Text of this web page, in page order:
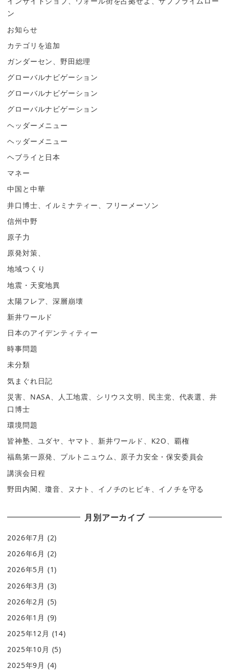
ン
お知らせ
カテゴリを追加
ガンダーセン、野田総理
グローバルナビゲーション
グローバルナビゲーション
グローバルナビゲーション
ヘッダーメニュー
ヘッダーメニュー
ヘブライと日本
マネー
中国と中華
井口博士、イルミナティー、フリーメーソン
信州中野
原子力
原発対策、
地域つくり
地震・天変地異
太陽フレア、深層崩壊
新井ワールド
日本のアイデンティティー
時事問題
未分類
気まぐれ日記
災害、NASA、人工地震、シリウス文明、民主党、代表選、井
口博士
環境問題
皆神塾、ユダヤ、ヤマト、新井ワールド、K2O、覇権
福島第一原発、プルトニュウム、原子力安全・保安委員会
講演会日程
野田内閣、瓊音、ヌナト、イノチのヒビキ、イノチを守る
月別アーカイブ
2026年7月 (2)
2026年6月 (2)
2026年5月 (1)
2026年3月 (3)
2026年2月 (5)
2026年1月 (9)
2025年12月 (14)
2025年10月 (5)
2025年9月 (4)